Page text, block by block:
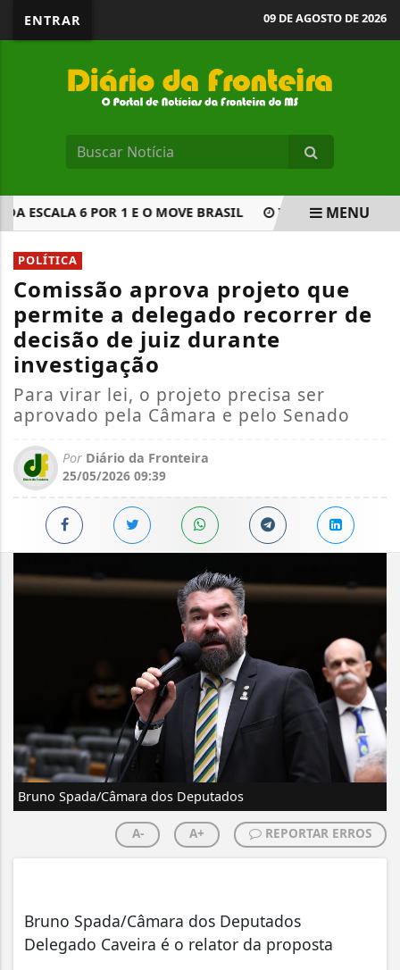
ENTRAR 09 DE AGOSTO DE 2026
6 POR 1 E O MOVE BRASIL INÍCIO DE
EM ALTA
MENU
POLÍTICA
Comissão aprova projeto que
permite a delegado recorrer de
decisão de juiz durante
investigação
Para virar lei, o projeto precisa ser
aprovado pela Câmara e pelo Senado
Por Diário da Fronteira
25/05/2026 09:39
Bruno Spada/Câmara dos Deputados
A- A+ REPORTAR ERROS
Bruno Spada/Câmara dos Deputados
Delegado Caveira é o relator da proposta